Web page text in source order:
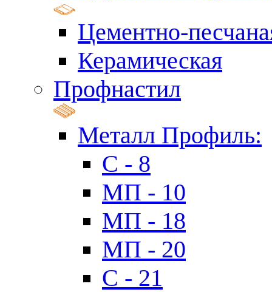
Цементно-
Керамическая
Профнастил
Металл Профиль:
C - 8
МП - 10
МП - 18
МП - 20
C - 21